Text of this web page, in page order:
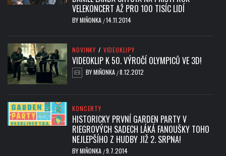
VELEKONCERT AŽ PRO 100 TISÍC LIDÍ
BYMIŇONKA /14.11.2014
NOVINKY / VIDEOKLIPY
VIDEOKLIP K 50. VÝROČÍ OLYMPICŮ VE 3D!
BYMIŇONKA /8.12.2012
KONCERTY
HISTORICKY PRVNÍ GARDEN PARTY V
RIEGROVÝCH SADECH LÁKÁ FANOUŠKY TOHO
NEJLEPŠÍHO Z HUDBY JIŽ 2. SRPNA!
BYMIŇONKA /9.7.2014